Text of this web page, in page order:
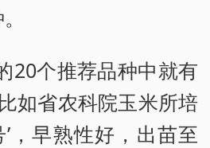
20个推荐品种中就有
如省农科院玉米所培
，早熟性好，出苗至